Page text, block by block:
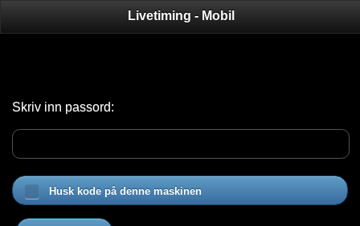
Livetiming - Mobil
Skriv inn passord:
Husk kode på denne maskinen